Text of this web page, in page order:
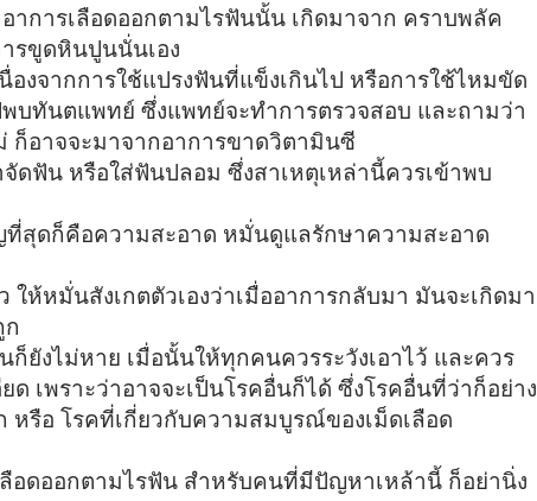
าการเลือดออกตามไรฟันนั้น เกิดมาจาก คราบพลัค
รขูดหินปูนนั่นเอง
องจากการใช้แปรงฟันที่แข็งเกินไป หรือการใช้ไหมขัด
บทันตแพทย์ ซึ่งแพทย์จะทำการตรวจสอบ และถามว่า
ก็อาจจะมาจากอาการขาดวิตามินซี
ดฟัน หรือใส่ฟันปลอม ซึ่งสาเหตุเหล่านี้ควรเข้าพบ
สุดก็คือความสะอาด หมั่นดูแลรักษาความสะอาด
ให้หมั่นสังเกตตัวเองว่าเมื่ออาการกลับมา มันจะเกิดมา
งไม่หาย เมื่อนั้นให้ทุกคนควรระวังเอาไว้ และควร
เพราะว่าอาจจะเป็นโรคอื่นก็ได้ ซึ่งโรคอื่นที่ว่าก็อย่าง
หรือ โรคที่เกี่ยวกับความสมบูรณ์ของเม็ดเลือด
อดออกตามไรฟัน สำหรับคนที่มีปัญหาเหล้านี้ ก็อย่านิ่ง